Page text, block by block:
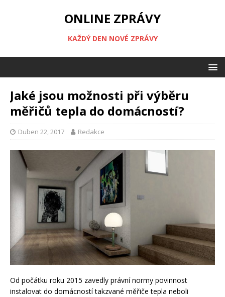
ONLINE ZPRÁVY
KAŽDÝ DEN NOVÉ ZPRÁVY
Jaké jsou možnosti při výběru
měřičů tepla do domácností?
Duben 22, 2017 Redakce
Od počátku roku 2015 zavedly právní normy povinnost
instalovat do domácností takzvané měřiče tepla neboli